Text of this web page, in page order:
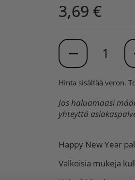
3,69 €
Määrä
Hinta sisältää veron.
Jos haluamaasi
yhteyttä
Happy New Year
Valkoisia mukeja